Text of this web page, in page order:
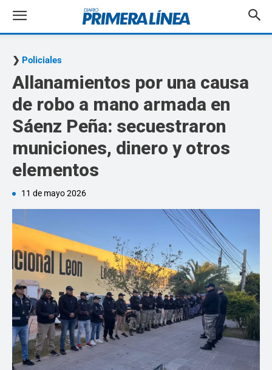
Policiales
Allanamientos por una causa
de robo a mano armada en
Sáenz Peña: secuestraron
municiones, dinero y otros
elementos
11 de mayo 2026